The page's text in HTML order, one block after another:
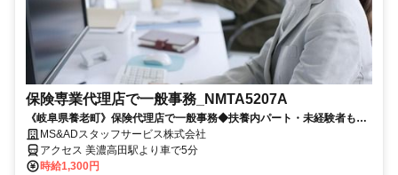
保険専業代理店で一般事務_NMTA5207A
《岐阜県養老町》保険代理店で一般事務◆扶養内パート・未経験者も
OK♪
MS&ADスタッフサービス株式会社
アクセス 美濃高田駅より車で5分
時給1,300円